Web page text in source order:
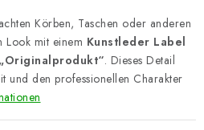
Körben, Taschen oder anderen
Look mit einem Kunstleder Label
„Originalprodukt“. Dieses Detail
und den professionellen Charakter